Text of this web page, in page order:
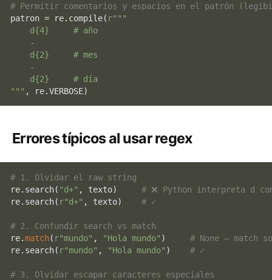
# Permitir comentarios y espacios en el patrón
patron = re. compile( r"""
    d{4}     # año
    -
    d{2}     # mes
    -
    d{2}     # día
"""
Errores típicos al usar regex
# 1. Olvidar el raw string
re.search( "d+" , texto) # ❌ Python interpreta d
re.search( r"d+" , texto) # ✓
# 2. Confundir search vs match
re.match( r"mundo" , "Hola mundo" ) # None — match
re.search( r"mundo" , "Hola mundo" ) # ✓
# 3. Olvidar escapar caracteres especiales